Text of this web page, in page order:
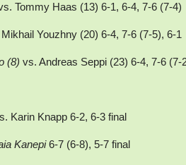
Tommy Haas (13) 6-1, 6-4, 7-6 (7-4)
Youzhny (20) 6-4, 7-6 (7-5), 6-1
(8) vs. Andreas Seppi (23) 6-4, 7-6 (7-
Karin Knapp 6-2, 6-3 final
Kanepi6-7 (6-8), 5-7 final